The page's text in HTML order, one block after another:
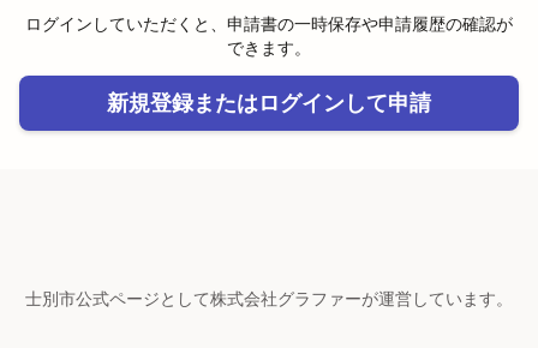
ログインしていただくと、申請書の一時保存や申請履歴の確認が
できます。
新規登録またはログインして申請
士別市公式ページとして株式会社グラファーが運営しています。